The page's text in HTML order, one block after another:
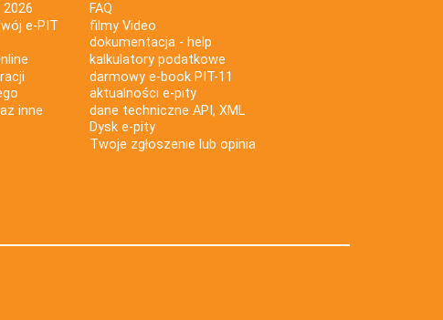
e-PIT
inne
FAQ
filmy Video
dokumentacja - help
kalkulatory podatkowe
darmowy e-book PIT-11
aktualności e-pity
dane techniczne API, XML
Dysk e-pity
Twoje zgłoszenie lub opinia